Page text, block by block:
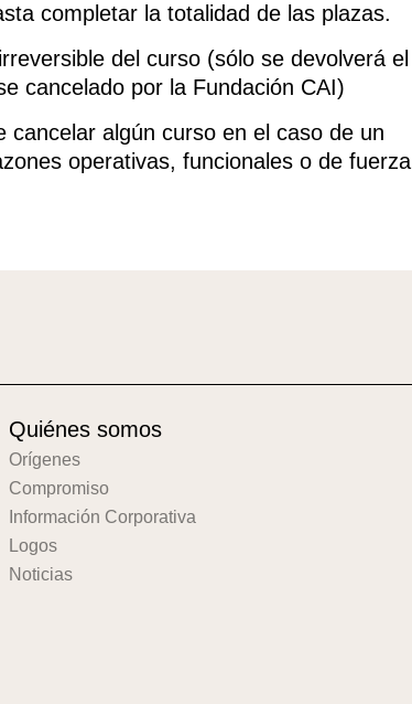
completar la totalidad de las plazas.
del curso (sólo se devolverá el
cancelado por la Fundación CAI)
cancelar algún curso en el caso de un
operativas, funcionales o de fuerza
Quiénes somos
Orígenes
Compromiso
Información Corporativa
Logos
Noticias